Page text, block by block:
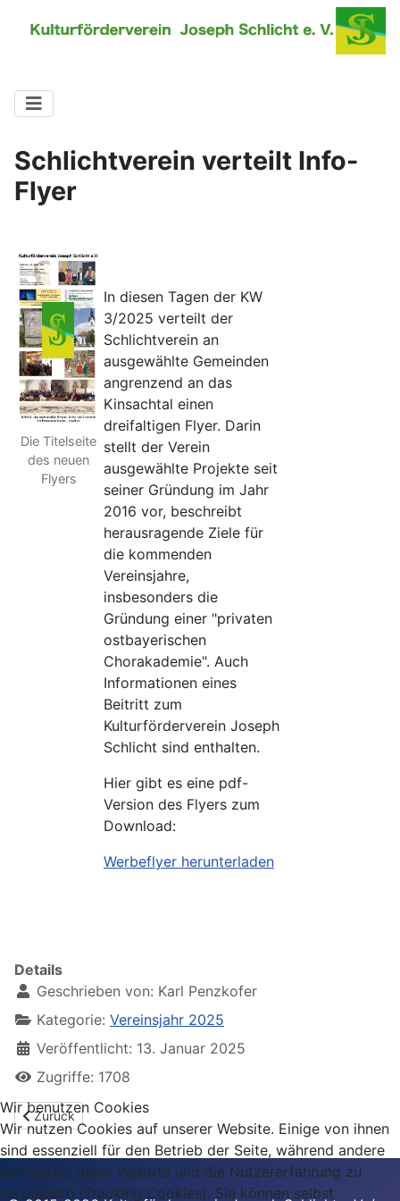
Schlichtverein verteilt Info-
Flyer
Die Titelseite
des neuen
Flyers
In diesen Tagen der KW
3/2025 verteilt der
Schlichtverein an
ausgewählte Gemeinden
angrenzend an das
Kinsachtal einen
dreifaltigen Flyer. Darin
stellt der Verein
ausgewählte Projekte seit
seiner Gründung im Jahr
2016 vor, beschreibt
herausragende Ziele für
die kommenden
Vereinsjahre,
insbesonders die
Gründung einer "privaten
ostbayerischen
Chorakademie". Auch
Informationen eines
Beitritt zum
Kulturförderverein Joseph
Schlicht sind enthalten.
Hier gibt es eine pdf-
Version des Flyers zum
Download:
Werbeflyer herunterladen
Details
Geschrieben von: Karl Penzkofer
Kategorie: Vereinsjahr 2025
Veröffentlicht: 13. Januar 2025
Zugriffe: 1708
Vorheriger Beitrag: "Schee war's" - mit Fink&Co
Zurück
Wir benutzen Cookies
Wir nutzen Cookies auf unserer Website. Einige von ihnen
sind essenziell für den Betrieb der Seite, während andere
uns helfen, diese Website und die Nutzererfahrung zu
verbessern (Tracking Cookies). Sie können selbst